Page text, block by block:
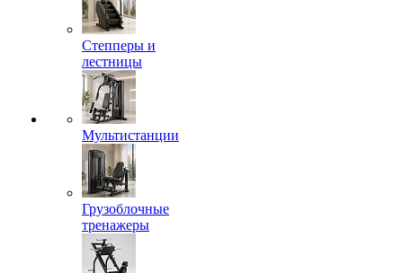
Степперы и
лестницы
Мультистанции
Грузоблочные
тренажеры